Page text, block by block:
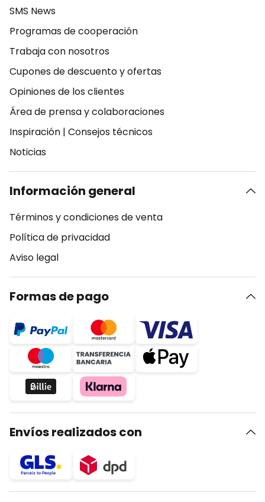
SMS News
Programas de cooperación
Trabaja con nosotros
Cupones de descuento y ofertas
Opiniones de los clientes
Área de prensa y colaboraciones
Inspiración | Consejos técnicos
Noticias
Información general
Términos y condiciones de venta
Política de privacidad
Aviso legal
Formas de pago
Envíos realizados con